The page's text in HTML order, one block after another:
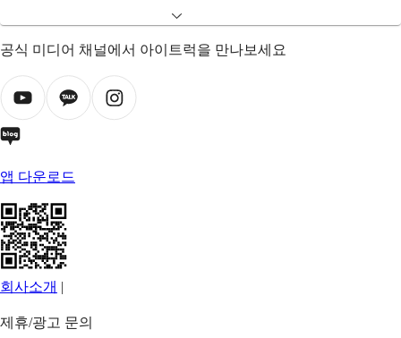
공식 미디어 채널에서 아이트럭을 만나보세요
앱 다운로드
회사소개 |
제휴/광고 문의